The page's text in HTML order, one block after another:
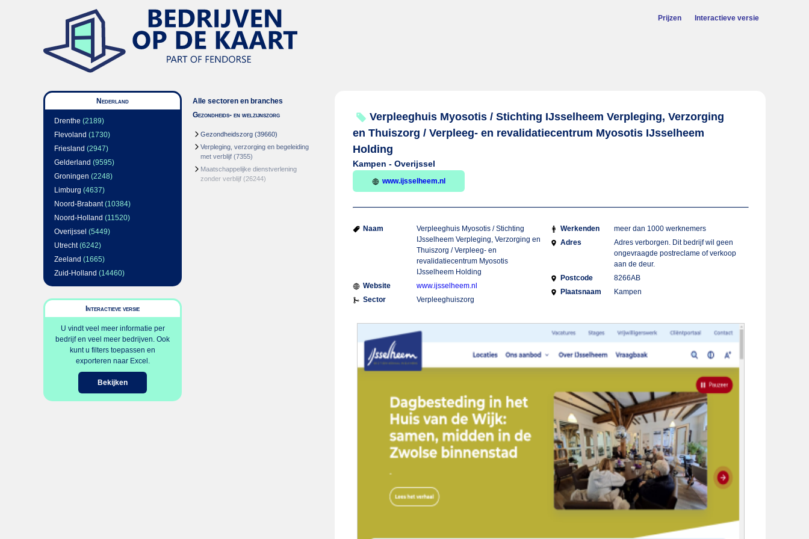
Prijzen Interactieve versie
Nederland
Drenthe (2189)
Flevoland (1730)
Friesland (2947)
Gelderland (9595)
Groningen (2248)
Limburg (4637)
Noord-Brabant(10384)
Noord-Holland (11520)
Overijssel (5449)
Utrecht(6242)
Zeeland (1665)
Zuid-Holland (14460)
Interactieve versie
U vindt veel meer informatie per
bedrijf en veel meer bedrijven. Ook
kunt u filters toepassen en
exporteren naar Excel.
Bekijken
Alle sectoren en branches
Gezondheids- en welzijnszorg
Gezondheidszorg (39660)
Verpleging, verzorging en begeleiding
met verblijf (7355)
Maatschappelijke dienstverlening
zonder verblijf (26244)
Verpleeghuis Myosotis / Stichting IJsselheem Verpleging, Verzorging
en Thuiszorg / Verpleeg- en revalidatiecentrum Myosotis IJsselheem
Holding
Kampen - Overijssel
www.ijsselheem.nl
Naam
Verpleeghuis Myosotis / Stichting
IJsselheem Verpleging, Verzorging en
Thuiszorg / Verpleeg- en
revalidatiecentrum Myosotis
IJsselheem Holding
Website
www.ijsselheem.nl
Sector
Verpleeghuiszorg
Werkenden
meer dan 1000 werknemers
Adres
Adres verborgen. Dit bedrijf wil geen
ongevraagde postreclame of verkoop
aan de deur.
Postcode
8266AB
Plaatsnaam
Kampen